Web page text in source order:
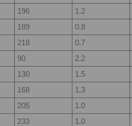
196 1.2
189 0.8
218 0.7
90 2.2
130 1.5
168 1.3
205 1.0
233 1.0